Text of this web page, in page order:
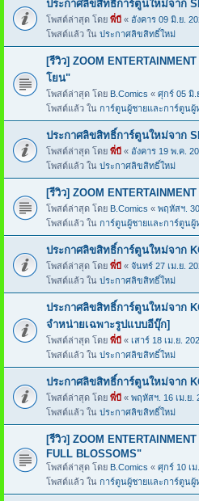
ประกาศลิขสิทธิ์การ์ตูนใหม่จาก
โพสต์ล่าสุด โดย พี่บี « อังคาร 09 มิ.ย.
โพสต์แล้ว ใน ประกาศลิขสิทธิ์ใหม่
[รีวิว] ZOOM
โยน"
โพสต์ล่าสุด โดย B.Comics « ศุกร์ 05 มิ.
โพสต์แล้ว ใน การ์ตูนผู้ชายและการ์ตูนผู้
ประกาศลิขสิทธิ์การ์ตูนใหม่จาก
โพสต์ล่าสุด โดย พี่บี « อังคาร 19 พ.ค.
โพสต์แล้ว ใน ประกาศลิขสิทธิ์ใหม่
[รีวิว] ZOOM
โพสต์ล่าสุด โดย B.Comics « พฤหัสฯ.
โพสต์แล้ว ใน การ์ตูนผู้ชายและการ์ตูนผู้
ประกาศลิขสิทธิ์การ์ตูนใหม่จาก
โพสต์ล่าสุด โดย พี่บี « จันทร์ 27 เม.ย.
โพสต์แล้ว ใน ประกาศลิขสิทธิ์ใหม่
ประกาศลิขสิทธิ์การ์ตูนใหม่จาก
จำหน่ายเฉพาะรูปแบบอีบุ๊ก]
โพสต์ล่าสุด โดย พี่บี « เสาร์ 18 เม.ย.
โพสต์แล้ว ใน ประกาศลิขสิทธิ์ใหม่
ประกาศลิขสิทธิ์การ์ตูนใหม่จาก
โพสต์ล่าสุด โดย พี่บี « พฤหัสฯ. 16 เม.ย.
โพสต์แล้ว ใน ประกาศลิขสิทธิ์ใหม่
[รีวิว] ZOOM
FULL BLOSSOMS"
โพสต์ล่าสุด โดย B.Comics « ศุกร์ 10 เม
โพสต์แล้ว ใน การ์ตูนผู้ชายและการ์ตูนผู้